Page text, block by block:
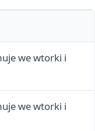
we wtorki i
we wtorki i